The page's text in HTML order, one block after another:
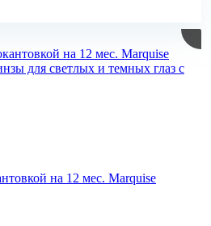
на 12 мес. Marquise